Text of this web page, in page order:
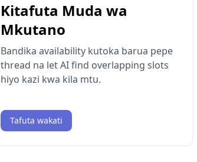
Kitafuta Muda wa
Mkutano
Bandika availability kutoka barua pepe
thread na let AI find overlapping slots
hiyo kazi kwa kila mtu.
Tafuta wakati